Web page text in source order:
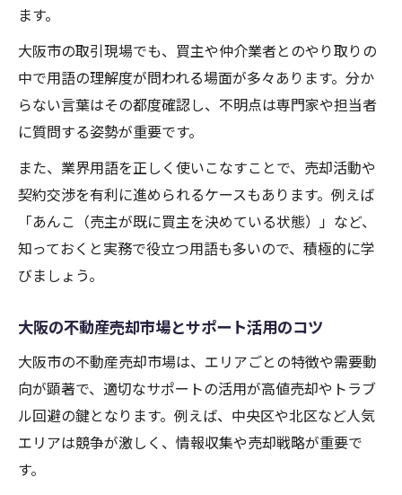
ます。
大阪市の取引現場でも、買主や仲介業者とのやり取りの
中で用語の理解度が問われる場面が多々あります。分か
らない言葉はその都度確認し、不明点は専門家や担当者
に質問する姿勢が重要です。
また、業界用語を正しく使いこなすことで、売却活動や
契約交渉を有利に進められるケースもあります。例えば
「あんこ（売主が既に買主を決めている状態）」など、
知っておくと実務で役立つ用語も多いので、積極的に学
びましょう。
大阪の不動産売却市場とサポート活用のコツ
大阪市の不動産売却市場は、エリアごとの特徴や需要動
向が顕著で、適切なサポートの活用が高値売却やトラブ
ル回避の鍵となります。例えば、中央区や北区など人気
エリアは競争が激しく、情報収集や売却戦略が重要で
す。